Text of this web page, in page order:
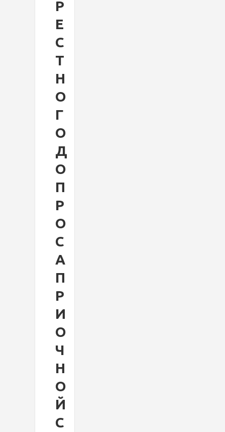
Р
Е
С
Т
Н
О
Г
О
Д
О
П
Р
О
С
А
П
Р
И
О
Ч
Н
О
Й
С